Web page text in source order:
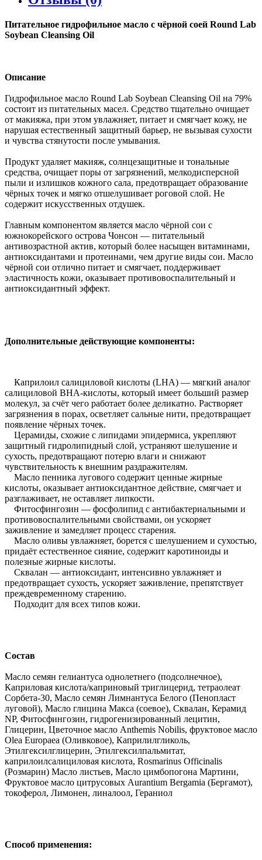
Питательное гидрофильное масло с чёрной соей Round Lab
Soybean Cleansing Oil
Описание
Гидрофильное масло Round Lab Soybean Cleansing Oil на 79%
состоит из питательных масел. Средство тщательно очищает
от макияжа, при этом увлажняет, питает и смягчает кожу, не
нарушая естественный защитный барьер, не вызывая сухости
и чувства стянутости после умывания.
Продукт удаляет макияж, солнцезащитные и тональные
средства, очищает поры от загрязнений, мелкодисперсной
пыли и излишков кожного сала, предотвращает образование
чёрных точек и мягко отшелушивает роговой слой. Не
содержит искусственных отдушек.
Главным компонентом является масло чёрной сои с
южнокорейского острова Чонсон — питательный
антивозрастной актив, который более насыщен витаминами,
антиоксидантами и протеинами, чем другие виды сои. Масло
чёрной сои отлично питает и смягчает, поддерживает
эластичность кожи, оказывает противовоспалительный и
антиоксидантный эффект.
Дополнительные действующие компоненты:
Каприлоил салициловой кислоты (LHA) — мягкий аналог
салициловой BHA-кислоты, который имеет больший размер
молекул, за счёт чего работает более деликатно. Растворяет
загрязнения в порах, осветляет сальные нити, предотвращает
появление чёрных точек.
Церамиды, схожие с липидами эпидермиса, укрепляют
защитный гидролипидный слой, устраняют шелушение и
сухость, предотвращают потерю влаги и снижают
чувствительность к внешним раздражителям.
Масло пенника лугового содержит ценные жирные
кислоты, оказывает антиоксидантное действие, смягчает и
разглаживает, не оставляет липкости.
Фитосфингозин — фосфолипид с антибактериальными и
противовоспалительными свойствами, он ускоряет
заживление и замедляет процесс старения.
Масло оливы увлажняет, борется с шелушением и сухостью,
придаёт естественное сияние, содержит каротиноиды и
полезные жирные кислоты.
Сквалан — антиоксидант, интенсивно увлажняет и
предотвращает сухость, ускоряет заживление, препятствует
преждевременному старению.
Подходит для всех типов кожи.
Состав
Масло семян гелиантуса однолетнего (подсолнечное),
Каприловая кислота/каприновый триглицерид, тетраолеат
Сорбета-30, Масло семян Лимнантуса Белого (Пенопласт
луговой), Масло глицина Макса (соевое), Сквалан, Керамид
NP, Фитосфингозин, гидрогенизированный лецитин,
Глицерин, Цветочное масло Anthemis Nobilis, фруктовое масло
Olea Europaea (Оливковое), Каприлилгликоль,
Этилгексилглицерин, Этилгексилпальмитат,
каприлоилсалициловая кислота, Rosmarinus Officinalis
(Розмарин) Масло листьев, Масло цимбопогона Мартини,
Фруктовое масло цитрусовых Aurantium Bergamia (Бергамот),
токоферол, Лимонен, линалоол, Гераниол
Способ применения: